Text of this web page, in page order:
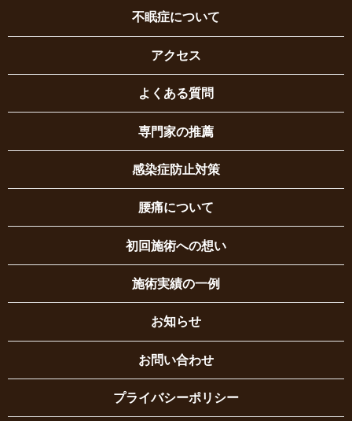
不眠症について
アクセス
よくある質問
専門家の推薦
感染症防止対策
腰痛について
初回施術への想い
施術実績の一例
お知らせ
お問い合わせ
プライバシーポリシー